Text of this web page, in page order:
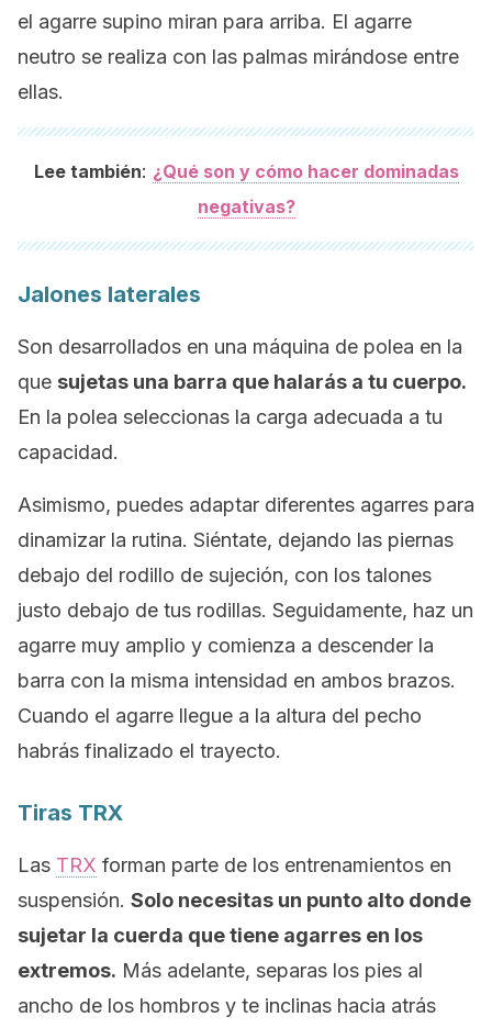
el agarre supino miran para arriba. El agarre
neutro se realiza con las palmas mirándose entre
ellas.
Lee también: ¿Qué son y cómo hacer dominadas
negativas?
Jalones laterales
Son desarrollados en una máquina de polea en la
que sujetas una barra que halarás a tu cuerpo.
En la polea seleccionas la carga adecuada a tu
capacidad.
Asimismo, puedes adaptar diferentes agarres para
dinamizar la rutina. Siéntate, dejando las piernas
debajo del rodillo de sujeción, con los talones
justo debajo de tus rodillas. Seguidamente, haz un
agarre muy amplio y comienza a descender la
barra con la misma intensidad en ambos brazos.
Cuando el agarre llegue a la altura del pecho
habrás finalizado el trayecto.
Tiras TRX
Las TRX forman parte de los entrenamientos en
suspensión. Solo necesitas un punto alto donde
sujetar la cuerda que tiene agarres en los
extremos. Más adelante, separas los pies al
ancho de los hombros y te inclinas hacia atrás